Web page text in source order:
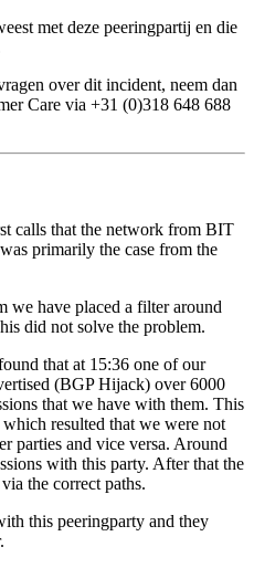
met deze peeringpartij en die
over dit incident, neem dan
Care via +31 (0)318 648 688
calls that the network from BIT
primarily the case from the
we have placed a filter around
did not solve the problem.
that at 15:36 one of our
(BGP Hijack) over 6000
that we have with them. This
resulted that we were not
parties and vice versa. Around
with this party. After that the
the correct paths.
this peeringparty and they